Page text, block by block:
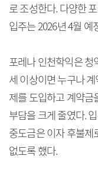
로 조성한다. 다양한
입주는 2026년 4월
포레나 인천학익은 청
세 이상이면 누구나
제를 도입하고 계약
부담을 크게 줄였다.
중도금은 이자 후불제
없도록 했다.